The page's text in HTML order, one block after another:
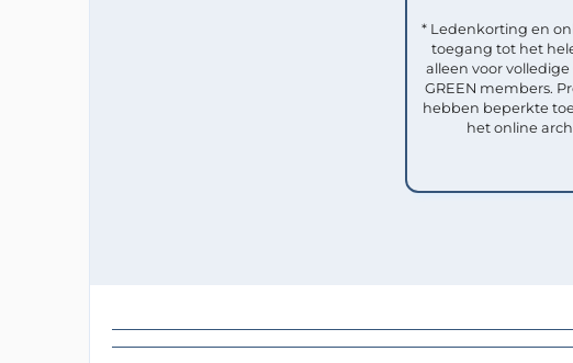
* Ledenkorting en
toegang tot het
alleen voor volledige
GREEN members.
hebben beperkte
het online